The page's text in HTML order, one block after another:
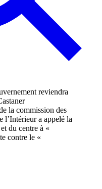
la commission des
l’Intérieur a appelé la
du centre à «
contre le «